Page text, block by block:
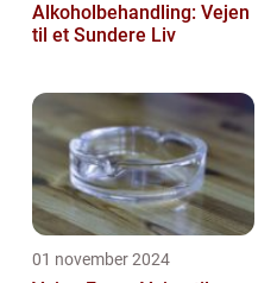
Alkoholbehandling: Vejen
til et Sundere Liv
01 november 2024